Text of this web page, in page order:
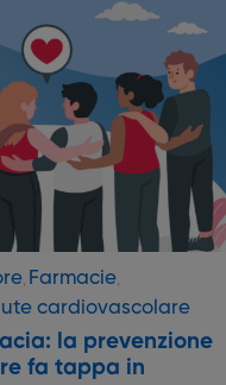
Farmacie
cardiovascolare
la prevenzione
fa tappa in